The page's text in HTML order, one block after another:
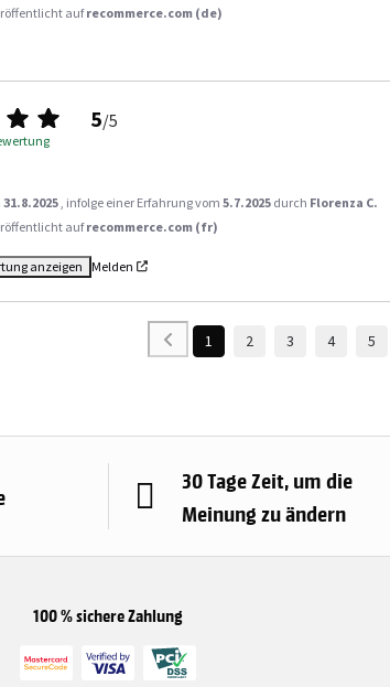
aufrecommerce.com (de)
5/5
31.8.2025 , infolge einer Erfahrung vom5.7.2025 durch Florenza C.
aufrecommerce.com (fr)
anzeigen Melden
1 2 3 4 5
30 Tage Zeit, um die
Meinung zu ändern
100 % sichere Zahlung